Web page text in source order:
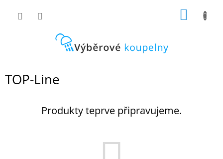
TOP-Line
Produkty teprve připravujeme.